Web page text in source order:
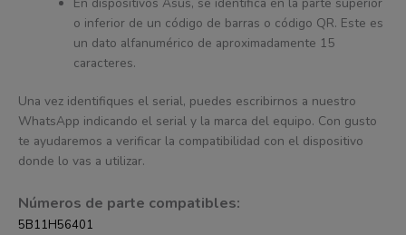
o inferior de un código de barras o código QR. Este es
un dato alfanumérico de aproximadamente 15
caracteres.
Una vez identifiques el serial, puedes escribirnos a nuestro
WhatsApp indicando el serial y la marca del equipo. Con gusto
te ayudaremos a verificar la compatibilidad con el dispositivo
donde lo vas a utilizar.
Números de parte compatibles:
5B11H56401